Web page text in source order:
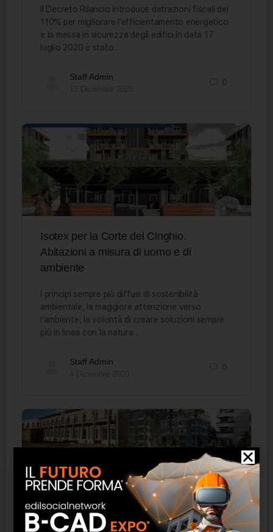
Il Decreto Rilancio introduce detrazioni fiscali del
110% per migliorare l’efficientamento energetico
e la messa in sicurezza degli edifici.In data 17
luglio 2020 è stato…
Staff Admin
0
Isotex per la Corte del Cinghio.
Abitazioni a misura di uomo e di
ambiente
I principi sempre più diffusi di sostenibilità
ambientale, la maggiore attenzione verso
l’ambiente, la volontà di creare soluzioni sempre
più in linea con la natura…
Staff Admin
0
Edifici antisismici Isotex. Sistema